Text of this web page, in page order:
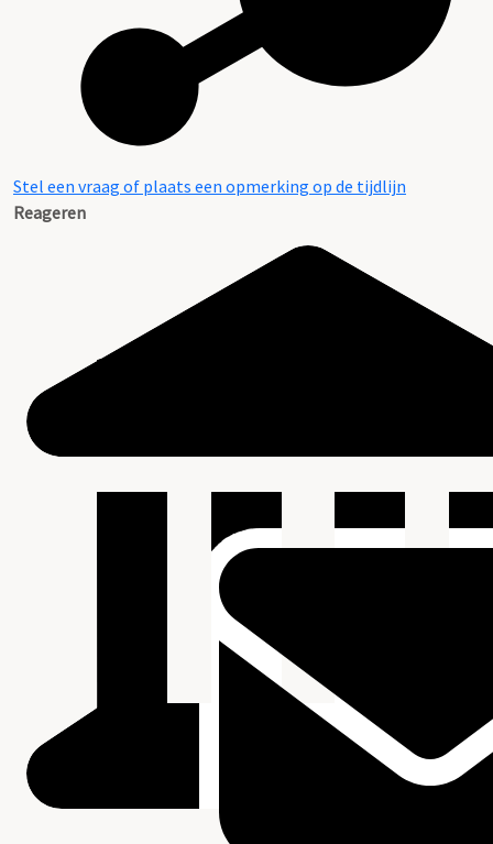
Stel een vraag of plaats een opmerking op de tijdlijn
Reageren